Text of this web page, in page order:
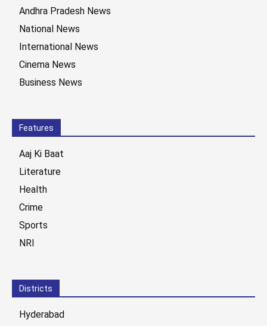
Andhra Pradesh News
National News
International News
Cinema News
Business News
Features
Aaj Ki Baat
Literature
Health
Crime
Sports
NRI
Districts
Hyderabad